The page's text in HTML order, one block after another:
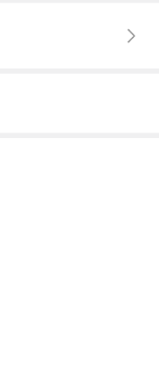
てもらえる？」
ん？皆知って
やっと結ばれ